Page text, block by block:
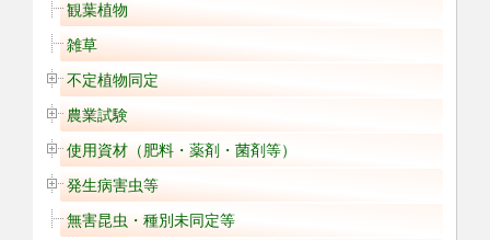
観葉植物
雑草
不定植物同定
農業試験
使用資材（肥料・薬剤・菌剤等）
発生病害虫等
無害昆虫・種別未同定等